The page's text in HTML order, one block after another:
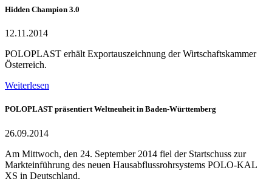
Hidden Champion 3.0
12.11.2014
POLOPLAST erhält Exportauszeichnung der Wirtschaftskammer
Österreich.
Weiterlesen
POLOPLAST präsentiert Weltneuheit in Baden-Württemberg
26.09.2014
Am Mittwoch, den 24. September 2014 fiel der Startschuss zur
Markteinführung des neuen Hausabflussrohrsystems POLO-KAL
XS in Deutschland.